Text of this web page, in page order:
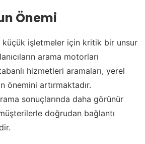
Önemi
küçük işletmeler için kritik bir unsur
arama motorları
hizmetleri aramaları, yerel
önemini artırmaktadır.
sonuçlarında daha görünür
doğrudan bağlantı